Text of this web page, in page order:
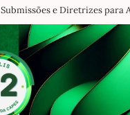
Submissões e Diretrizes para